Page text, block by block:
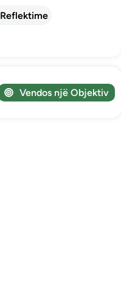
Reflektime
Vendos një Objektiv